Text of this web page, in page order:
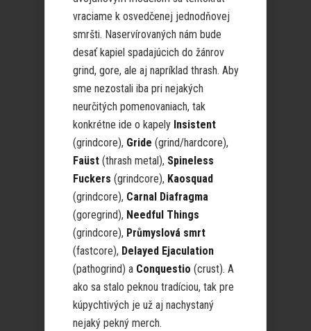
vraciame k osvedčenej jednodňovej
smršti. Naservírovaných nám bude
desať kapiel spadajúcich do žánrov
grind, gore, ale aj napríklad thrash. Aby
sme nezostali iba pri nejakých
neurčitých pomenovaniach, tak
konkrétne ide o kapely Insistent
(grindcore), Gride (grind/hardcore),
Faüst (thrash metal), Spineless
Fuckers (grindcore), Kaosquad
(grindcore), Carnal Diafragma
(goregrind), Needful Things
(grindcore), Průmyslová smrt
(fastcore), Delayed Ejaculation
(pathogrind) a Conquestio (crust). A
ako sa stalo peknou tradíciou, tak pre
kúpychtivých je už aj nachystaný
nejaký pekný merch.